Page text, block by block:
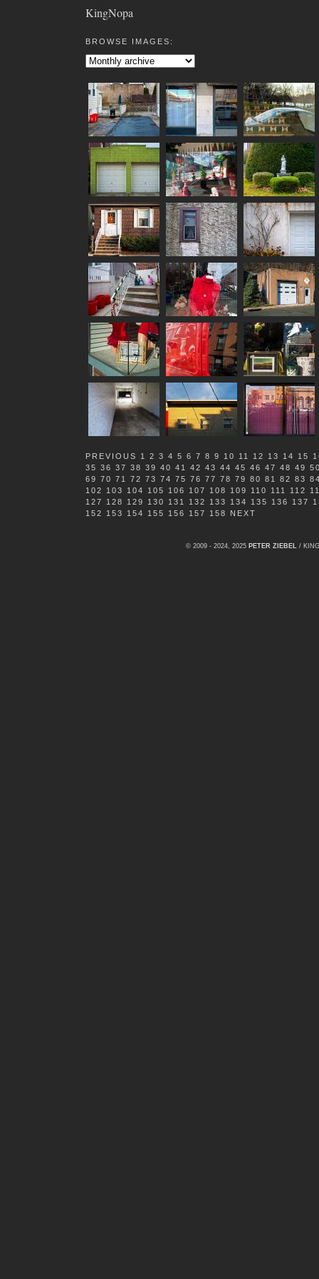
KingNopa
BROWSE IMAGES:
PREVIOUS 1 2 3 4 5 6 7 8 9 10 11 12 13 14 15
35 36 37 38 39 40 41 42 43 44 45 46 47 48 49
69 70 71 72 73 74 75 76 77 78 79 80 81 82 83
102
103 104 105 106 107 108 109 110 111 112
127
128 129 130 131 132 133 134 135 136 137
152
153 154 155 156 157 158 NEXT
© 2009 - 2024, 2025 PETER ZIEBEL /